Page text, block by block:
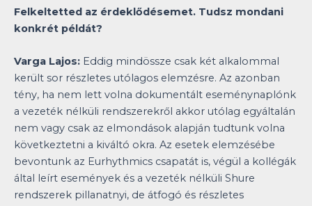
Felkeltetted az érdeklődésemet. Tudsz mondani
konkrét példát?
Varga Lajos: Eddig mindössze csak két alkalommal
került sor részletes utólagos elemzésre. Az azonban
tény, ha nem lett volna dokumentált eseménynaplónk
a vezeték nélküli rendszerekről akkor utólag egyáltalán
nem vagy csak az elmondások alapján tudtunk volna
következtetni a kiváltó okra. Az esetek elemzésébe
bevontunk az Eurhythmics csapatát is, végül a kollégák
által leírt események és a vezeték nélküli Shure
rendszerek pillanatnyi, de átfogó és részletes